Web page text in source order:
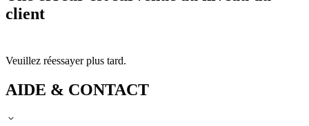
client
Veuillez réessayer plus tard.
AIDE & CONTACT